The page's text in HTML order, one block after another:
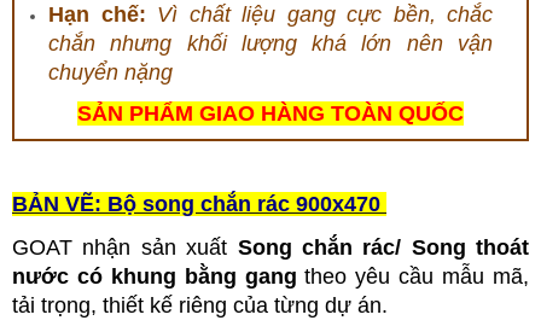
Hạn chế: Vì chất liệu gang cực bền, chắc
chắn nhưng khối lượng khá lớn nên vận
chuyển nặng
SẢN PHẨM GIAO HÀNG TOÀN QUỐC
BẢN VẼ: Bộ song chắn rác 900x470
GOAT nhận sản xuất Song chắn rác/ Song thoát
nước có khung bằng gangtheo yêu cầu mẫu mã,
tải trọng, thiết kế riêng của từng dự án.